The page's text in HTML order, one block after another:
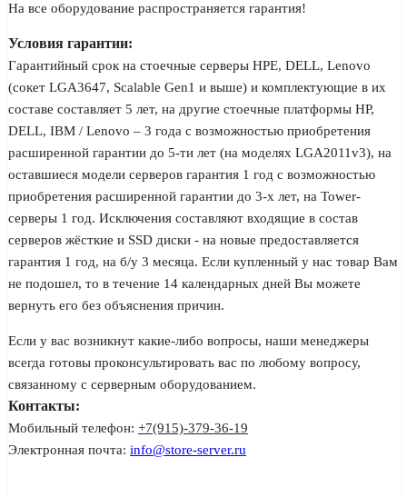
На все оборудование распространяется гарантия!
Условия гарантии:
Гарантийный срок на стоечные серверы HPE, DELL, Lenovo
(сокет LGA3647, Scalable Gen1 и выше) и комплектующие в их
составе составляет 5 лет, на другие стоечные платформы HP,
DELL, IBM / Lenovo – 3 года с возможностью приобретения
расширенной гарантии до 5-ти лет (на моделях LGA2011v3), на
оставшиеся модели серверов гарантия 1 год с возможностью
приобретения расширенной гарантии до 3-х лет, на Tower-
серверы 1 год. Исключения составляют входящие в состав
серверов жёсткие и SSD диски - на новые предоставляется
гарантия 1 год, на б/у 3 месяца. Если купленный у нас товар Вам
не подошел, то в течение 14 календарных дней Вы можете
вернуть его без объяснения причин.
Если у вас возникнут какие-либо вопросы, наши менеджеры
всегда готовы проконсультировать вас по любому вопросу,
связанному с серверным оборудованием.
Контакты:
Мобильный телефон: +7(915)-379-36-19
Электронная почта: info@store-server.ru